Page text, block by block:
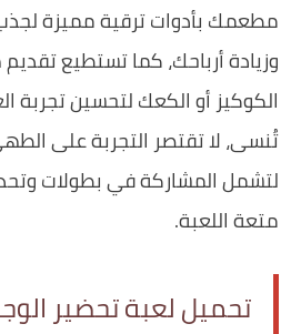
مطعمك بأدوات ترقية مميزة لجذب
وزيادة أرباحك، كما تستطيع
الكوكيز أو الكعك لتحسين تجربة
تُنسى، لا تقتصر التجربة على
لتشمل المشاركة في بطولات
متعة اللعبة.
تحميل لعبة تحضير